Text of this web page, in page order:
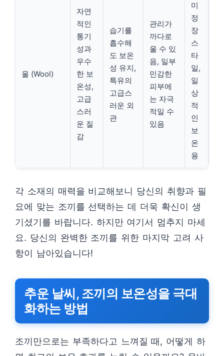
울 (Wool)
자연
적인
통기
성과
우수
한 보
온성,
고급
스러
운 질
감
습기를
흡수해
도 보온
성 유지,
특유의
고급스
러운 외
관
관리가
까다로
울 수 있
음, 일부
민감한
피부에
는 자극
적일 수
있음
미
정
장
스
타
일,
일
상
적
인
보
온
용
각 소재의 매력을 비교해보니 당신의 취향과 필
요에 맞는 조끼를 선택하는 데 더욱 확신이 생
기셨기를 바랍니다. 하지만 여기서 멈추지 마세
요. 당신의 완벽한 조끼를 위한 마지막 고려 사
항이 남아있습니다!
추운 날씨, 조끼의 보온성을 극대
화하는 방법
조끼만으로는 부족하다고 느껴질 때, 어떻게 하